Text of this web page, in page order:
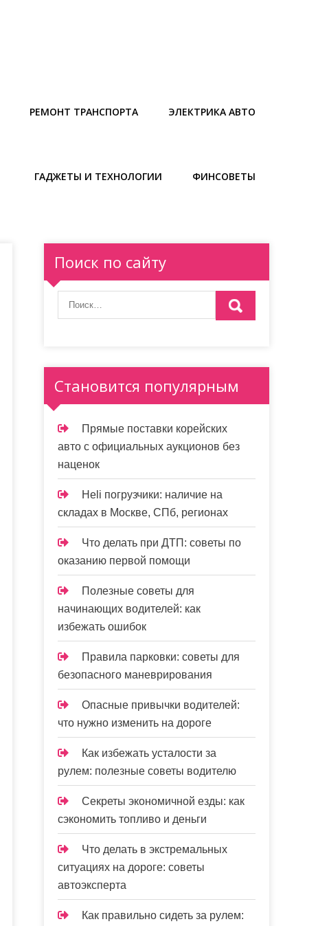
РЕМОНТ ТРАНСПОРТА ЭЛЕКТРИКА АВТО
ГАДЖЕТЫ И ТЕХНОЛОГИИ ФИНСОВЕТЫ
Поиск по сайту
Становится популярным
Прямые поставки корейских
авто с официальных аукционов без
наценок
Heli погрузчики: наличие на
складах в Москве, СПб, регионах
Что делать при ДТП: советы по
оказанию первой помощи
Полезные советы для
начинающих водителей: как
избежать ошибок
Правила парковки: советы для
безопасного маневрирования
Опасные привычки водителей:
что нужно изменить на дороге
Как избежать усталости за
рулем: полезные советы водителю
Секреты экономичной езды: как
сэкономить топливо и деньги
Что делать в экстремальных
ситуациях на дороге: советы
автоэксперта
Как правильно сидеть за рулем: